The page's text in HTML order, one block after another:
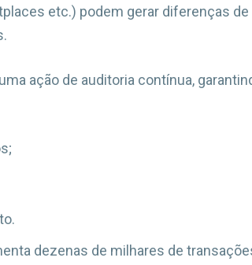
etc.) podem gerar diferenças de
ação de auditoria contínua,
dezenas de milhares de